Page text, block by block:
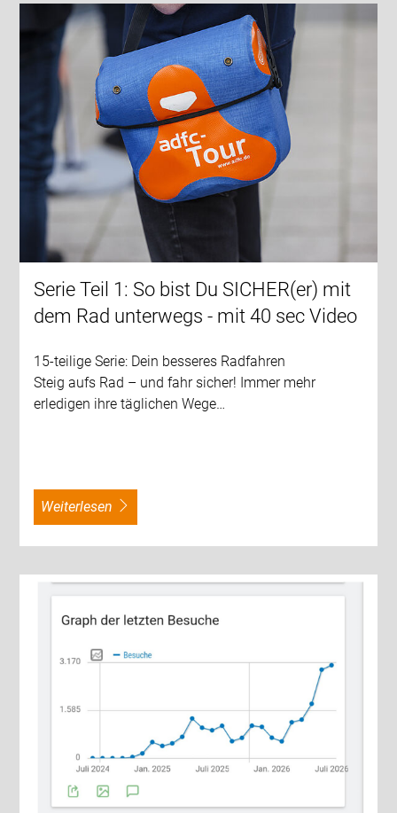
Serie Teil 1: So bist Du SICHER(er) mit
dem Rad unterwegs - mit 40 sec Video
15-teilige Serie: Dein besseres Radfahren
Steig aufs Rad – und fahr sicher! Immer mehr
erledigen ihre täglichen Wege…
weiterlesen